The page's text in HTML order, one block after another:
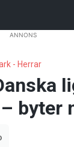
ANNONS
- Herrar
byter